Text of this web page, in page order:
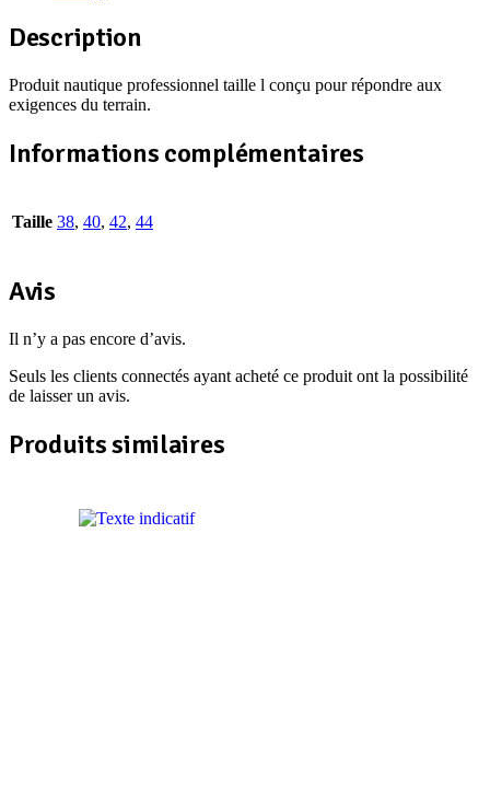
Description
Produit nautique professionnel taille l conçu pour répondre aux
exigences du terrain.
Informations complémentaires
Taille 38, 40, 42, 44
Avis
Il n’y a pas encore d’avis.
Seuls les clients connectés ayant acheté ce produit ont la possibilité
de laisser un avis.
Produits similaires